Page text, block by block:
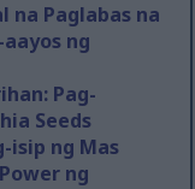
na Paglabas na
ng
Pag-
Seeds
isip ng Mas
ng